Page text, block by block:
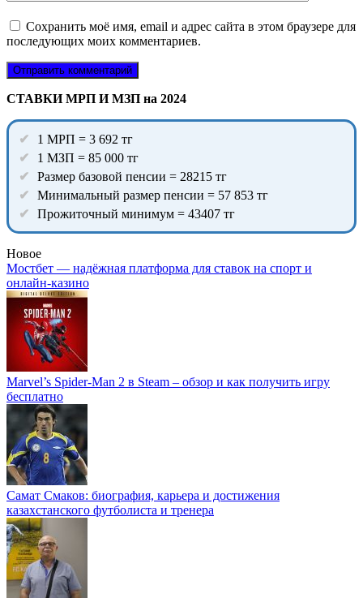
Сохранить моё имя, email и адрес сайта в этом браузере для
последующих моих комментариев.
СТАВКИ МРП И МЗП на 2024
1 МРП = 3 692 тг
1 МЗП = 85 000 тг
Размер базовой пенсии = 28215 тг
Минимальный размер пенсии = 57 853 тг
Прожиточный минимум = 43407 тг
Новое
Мостбет — надёжная платформа для ставок на спорт и
онлайн-казино
Marvel’s Spider-Man 2 в Steam – обзор и как получить игру
бесплатно
Самат Смаков: биография, карьера и достижения
казахстанского футболиста и тренера